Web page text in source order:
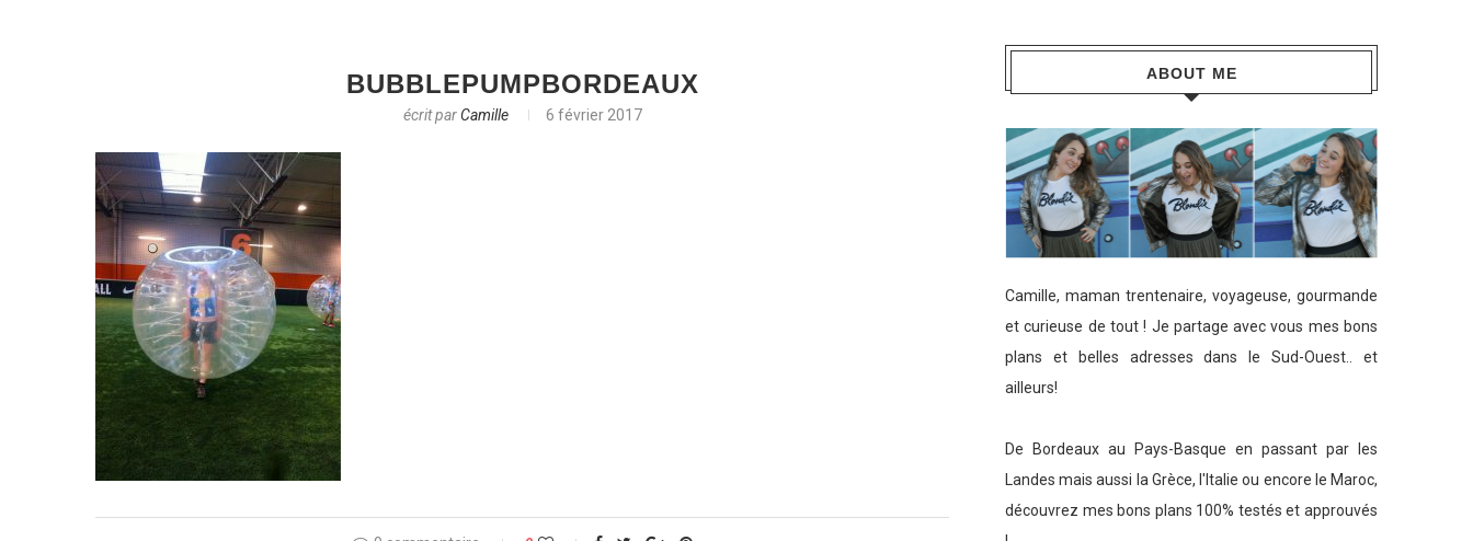
BUBBLEPUMPBORDEAUX
écrit parCamille 6 février 2017
ABOUT ME
Camille, maman trentenaire, voyageuse, gourmande
et curieuse de tout ! Je partage avec vous mes bons
plans et belles adresses dans le Sud-Ouest.. et
ailleurs!
De Bordeaux au Pays-Basque en passant par les
Landes mais aussi la Grèce, l'Italie ou encore le Maroc,
découvrez mes bons plans 100% testés et approuvés